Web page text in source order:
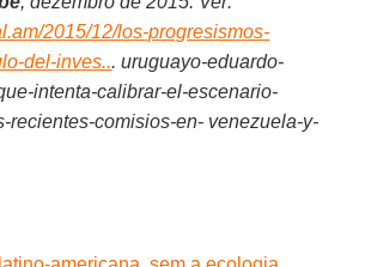
2015/12/los-progresismos-
del-inves...uruguayo-eduardo-
intenta-calibrar-el-escenario-
recientes-comisios-en- venezuela-y-